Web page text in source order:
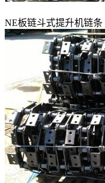
NE板链斗式提升机链条